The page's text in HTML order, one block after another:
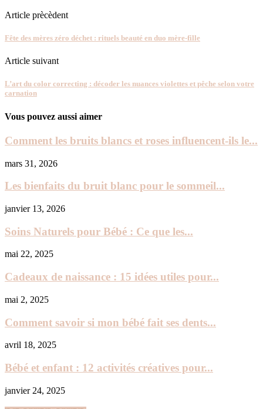
Article prècèdent
Fête des mères zéro déchet : rituels beauté en duo mère-fille
Article suivant
L’art du color correcting : décoder les nuances violettes et pêche selon votre
carnation
Vous pouvez aussi aimer
Comment les bruits blancs et roses influencent-ils le...
mars 31, 2026
Les bienfaits du bruit blanc pour le sommeil...
janvier 13, 2026
Soins Naturels pour Bébé : Ce que les...
mai 22, 2025
Cadeaux de naissance : 15 idées utiles pour...
mai 2, 2025
Comment savoir si mon bébé fait ses dents...
avril 18, 2025
Bébé et enfant : 12 activités créatives pour...
janvier 24, 2025